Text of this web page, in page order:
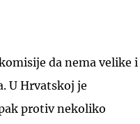
da nema velike i
U Hrvatskoj je
protiv nekoliko